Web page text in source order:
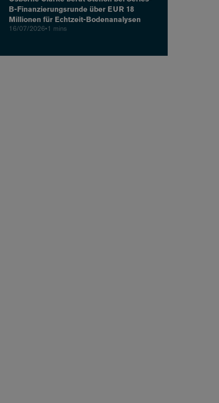
B-Finanzierungsrunde über EUR 18
Millionen für Echtzeit-Bodenanalysen
16/07/2026•1 mins